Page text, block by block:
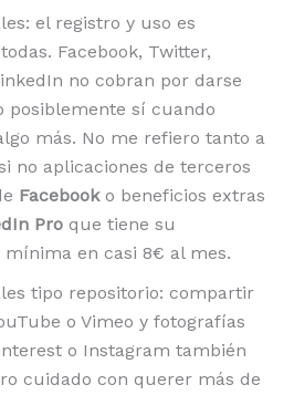
el registro y uso es
Facebook, Twitter,
no cobran por darse
posiblemente sí cuando
más. No me refiero tanto a
no aplicaciones de terceros
Facebooko beneficios extras
Proque tiene su
en casi 8€ al mes.
tipo repositorio: compartir
o Vimeo y fotografías
o Instagram también
cuidado con querer más de